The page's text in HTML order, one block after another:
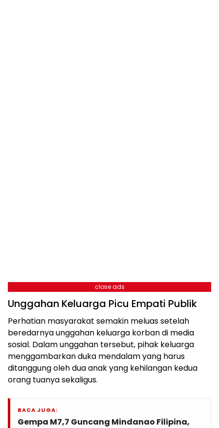
close ads
Unggahan Keluarga Picu Empati Publik
Perhatian masyarakat semakin meluas setelah
beredarnya unggahan keluarga korban di media
sosial. Dalam unggahan tersebut, pihak keluarga
menggambarkan duka mendalam yang harus
ditanggung oleh dua anak yang kehilangan kedua
orang tuanya sekaligus.
BACA JUGA:
Gempa M7,7 Guncang Mindanao Filipina,